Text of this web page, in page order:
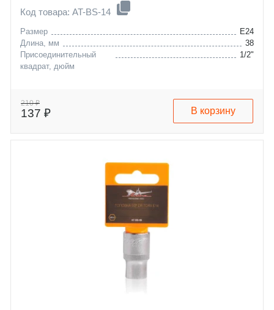
Код товара: AT-BS-14
Размер
E24
Длина, мм
38
Присоединительный
квадрат, дюйм
1/2"
210 ₽
137 ₽ В корзину